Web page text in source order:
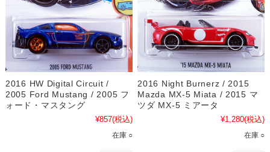
2016 HW Digital Circuit /
2005 Ford Mustang / 2005 フ
ォード・マスタング
¥857(税込)
在庫 ○
2016 Night Burnerz / 2015
Mazda MX-5 Miata / 2015 マ
ツダ MX-5 ミアータ
¥1,280(税込)
在庫 ○